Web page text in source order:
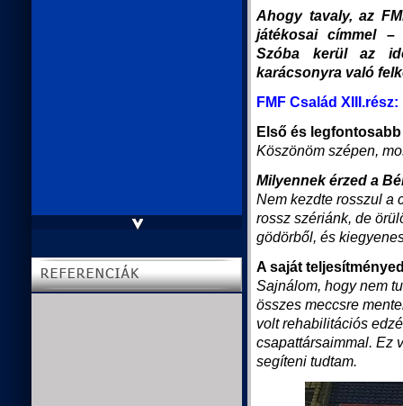
Ahogy tavaly, az
játékosai címmel –
Szóba kerül az
karácsonyra való
FMF Család
Első és
Köszönöm szépen,
Milyennek érzed a
Nem kezdte rosszul a
rossz szériánk, de
gödörből, és
A saját
Sajnálom, hogy nem
összes meccsre
volt rehabilitációs
csapattársaimmal. Ez
segíteni tudtam.